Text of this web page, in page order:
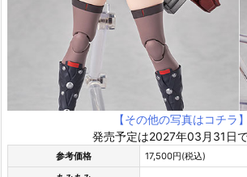
【その他の写真はコチラ】
発売予定は2027年03月31日で
参考価格
17,500円(税込)